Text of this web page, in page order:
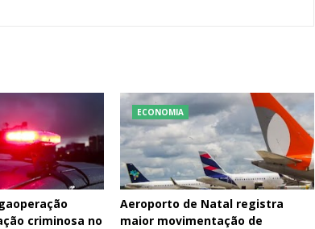
criminosa no
ECONOMIA
Aeroporto de Natal registra
maior movimentação de